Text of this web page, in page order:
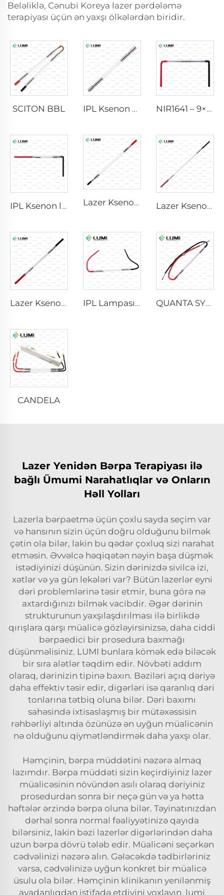
Beləliklə, Cənubi Koreya lazer pərdələmə
terapiyası üçün ən yaxşı ölkələrdən biridir.
SCITON BBL IPL Ksenon Lampası P1640 – 7×47×110 mm NIR1641 – 9×45×110 mm
IPL Ksenon lampası P1541 – 9×45×100 mm Lazer Ksenon Lampası L2741 – 7×100×167 mm Lazer Ksenon Lampa L2851-5×105×175 mm
Lazer Ksenon Lampa L2021-7×65×130 mm IPL Lampası P2021-7×65×130 mm QUANTA SYSTEM
CANDELA
Lazer Yenidən Bərpa Terapiyası ilə
bağlı Ümumi Narahatlıqlar və Onların
Həll Yolları
Lazerla bərpaetmə üçün çoxlu sayda seçim var
və hansının sizin üçün doğru olduğunu bilmək
çətin ola bilər, lakin bu qədər çoxluq sizi narahat
etməsin. Əvvəlcə həqiqətən nəyin başa düşmək
istədiyinizi düşünün. Sizin dərinizdə sivilcə izi,
xətlər və ya gün lekələri var? Bütün lazerlər eyni
dəri problemlərinə təsir etmir, buna görə nə
axtardığınızı bilmək vacibdir. Əgər dərinin
strukturunun yaxşılaşdırılması ilə birlikdə
qırışlara qarşı müalicə gözləyirsinizsə, daha ciddi
bərpaedici bir prosedura baxmağı
düşünməlisiniz. LUMI bunlara kömək edə biləcək
bir sıra alətlər təqdim edir. Növbəti addım
olaraq, dərinizin tipinə baxın. Bəziləri açıq dəriyə
daha effektiv təsir edir, digərləri isə qaranlıq dəri
tonlarına tətbiq oluna bilər. Dəri baxımı
sahəsində ixtisaslaşmış bir mütəxəssisin
rəhbərliyi altında özünüzə ən uyğun müalicənin
nə olduğunu qiymətləndirmək daha yaxşı olar.
Həmçinin, bərpa müddətini nəzərə almaq
lazımdır. Bərpa müddəti sizin keçirdiyiniz lazer
müalicəsinin növündən asılı olaraq dəriyiniz
prosedurdan sonra bir neçə gün və ya hətta
həftələr ərzində bərpa oluna bilər. Təyinatınızdan
dərhal sonra normal fəaliyyətinizə qayıda
bilərsiniz, lakin bəzi lazerlər digərlərindən daha
uzun bərpa dövrü tələb edir. Müalicəni seçərkən
cədvəlinizi nəzərə alın. Gələcəkdə tədbirləriniz
varsa, cədvəlinizə uyğun konkret bir müalicə
üsulu ola bilər. Həmçinin klinikanın yenilənmiş
avadanlıqdan istifadə etdiyini yoxlayın. lumi